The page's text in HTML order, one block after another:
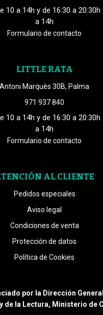
10 a 14h y de 16:30 a
a 14h
Formulario de contacto
LITTLE RATA
Antoni Marquès 30B, Palma
971 937 840
10 a 14h y de 16:30 a
a 14h
Formulario de contacto
AL CLIENTE
Pedidos especiales
Aviso legal
Condiciones de venta
Protección de datos
Política de Cookies
por la Dirección
de la Lectura, Ministerio de